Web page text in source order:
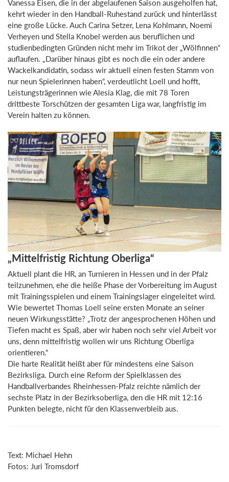
Vanessa Eisen, die in der abgelaufenen Saison ausgeholfen hat,
kehrt wieder in den Handball-Ruhestand zurück und hinterlässt
eine große Lücke. Auch Carina Setzer, Lena Kohlmann, Noemi
Verheyen und Stella Knobel werden aus beruflichen und
studienbedingten Gründen nicht mehr im Trikot der „Wölfinnen“
auflaufen. „Darüber hinaus gibt es noch die ein oder andere
Wackelkandidatin, sodass wir aktuell einen festen Stamm von
nur neun Spielerinnen haben“, verdeutlicht Loell und hofft,
Leistungsträgerinnen wie Alesia Klag, die mit 78 Toren
drittbeste Torschützen der gesamten Liga war, langfristig im
Verein halten zu können.
„Mittelfristig Richtung Oberliga“
Aktuell plant die HR, an Turnieren in Hessen und in der Pfalz
teilzunehmen, ehe die heiße Phase der Vorbereitung im August
mit Trainingsspielen und einem Trainingslager eingeleitet wird.
Wie bewertet Thomas Loell seine ersten Monate an seiner
neuen Wirkungsstätte? „Trotz der angesprochenen Höhen und
Tiefen macht es Spaß, aber wir haben noch sehr viel Arbeit vor
uns, denn mittelfristig wollen wir uns Richtung Oberliga
orientieren.“
Die harte Realität heißt aber für mindestens eine Saison
Bezirksliga. Durch eine Reform der Spielklassen des
Handballverbandes Rheinhessen-Pfalz reichte nämlich der
sechste Platz in der Bezirksoberliga, den die HR mit 12:16
Punkten belegte, nicht für den Klassenverbleib aus.
Text: Michael Hehn
Fotos: Juri Tromsdorf